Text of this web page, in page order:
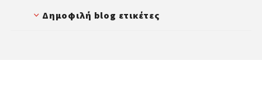
Δημοφιλή blog ετικέτες